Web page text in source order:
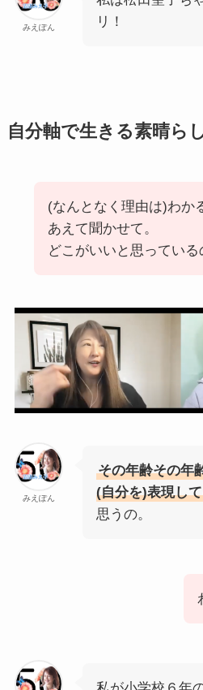
みえぽん
リ！
自分軸で生きる素晴ら
(なんとなく理由は)わか
あえて聞かせて。
どこがいいと思っている
みえぽん
その年齢その年
(自分を)表現し
思うの。